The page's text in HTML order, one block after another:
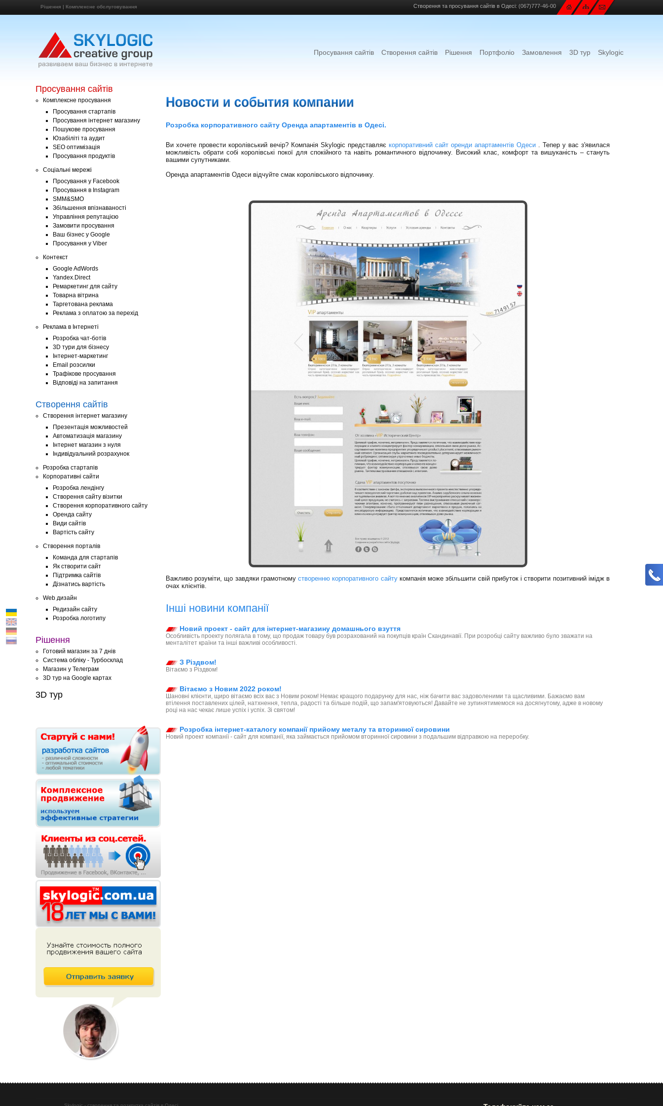
Рішення | Комплексне обслуговування Створення та просування сайтів в Одесі: (067)777-46-00
Просування сайтів Створення сайтів Рішення Портфоліо Замовлення 3D тур Skylogic
Просування сайтів
Комплексне просування
Просування стартапів
Просування інтернет магазину
Пошукове просування
Юзабіліті та аудит
SEO оптимізація
Просування продуктів
Соціальні мережі
Просування у Facebook
Просування в Instagram
SMM&SMO
Збільшення впізнаваності
Управління репутацією
Замовити просування
Ваш бізнес у Google
Просування у Viber
Контекст
Google AdWords
Yandex.Direct
Ремаркетинг для сайту
Товарна вітрина
Таргетована реклама
Реклама з оплатою за перехід
Реклама в Інтернеті
Розробка чат-ботів
3D тури для бізнесу
Інтернет-маркетинг
Email розсилки
Трафікове просування
Відповіді на запитання
Створення сайтів
Створення інтернет магазину
Презентація можливостей
Автоматизація магазину
Інтернет магазин з нуля
Індивідуальний розрахунок
Розробка стартапів
Корпоративні сайти
Розробка лендінгу
Створення сайту візитки
Створення корпоративного сайту
Оренда сайту
Види сайтів
Вартість сайту
Створення порталів
Команда для стартапів
Як створити сайт
Підтримка сайтів
Дізнатись вартість
Web дизайн
Редизайн сайту
Розробка логотипу
Рішення
Готовий магазин за 7 днів
Система обліку - Турбосклад
Магазин у Телеграм
3D тур на Google картах
3D тур
Розробка корпоративного сайту Оренда апартаментів в Одесі.
Ви хочете провести королівський вечір? Компанія Skylogic представляє корпоративний сайт оренди апартаментів Одеси . Тепер у вас з'явилася
можливість обрати собі королівські покої для спокійного та навіть романтичного відпочинку. Високий клас, комфорт та вишуканість – стануть
вашими супутниками.
Оренда апартаментів Одеси відчуйте смак королівського відпочинку.
Важливо розуміти, що завдяки грамотномустворенню корпоративного сайтукомпанія може збільшити свій прибуток і створити позитивний імідж в
очах клієнтів.
Інші новини компанії
Новий проект - сайт для інтернет-магазину домашнього взуття
Особливість проекту полягала в тому, що продаж товару був розрахований на покупців країн Скандинавії. При розробці сайту важливо було зважати на
менталітет країни та інші важливі особливості.
З Різдвом!
Вітаємо з Різдвом!
Вітаємо з Новим 2022 роком!
Шановні клієнти, щиро вітаємо всіх вас з Новим роком! Немає кращого подарунку для нас, ніж бачити вас задоволеними та щасливими. Бажаємо вам
втілення поставлених цілей, натхнення, тепла, радості та більше подій, що запам'ятовуються! Давайте не зупинятимемося на досягнутому, адже в новому
році на нас чекає лише успіх і успіх. Зі святом!
Розробка інтернет-каталогу компанії прийому металу та вторинної сировини
Новий проект компанії - сайт для компанії, яка займається прийомом вторинної сировини з подальшим відправкою на переробку.